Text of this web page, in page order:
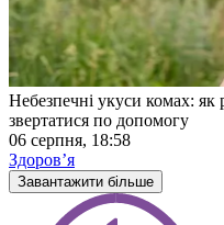
Небезпечні укуси комах: як
звертатися по допомогу
06 серпня, 18:58
Здоровʼя
Завантажити більше